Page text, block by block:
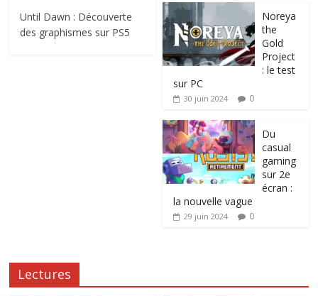
Until Dawn : Découverte
des graphismes sur PS5
Noreya
the
Gold
Project
: le test
sur PC
30 juin 2024 0
Du
casual
gaming
sur 2e
écran :
la nouvelle vague
29 juin 2024 0
Lectures